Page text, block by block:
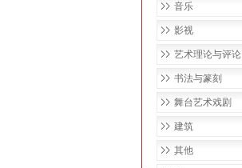
音乐
影视
艺术理论与评论
书法与篆刻
舞台艺术戏剧
建筑
其他